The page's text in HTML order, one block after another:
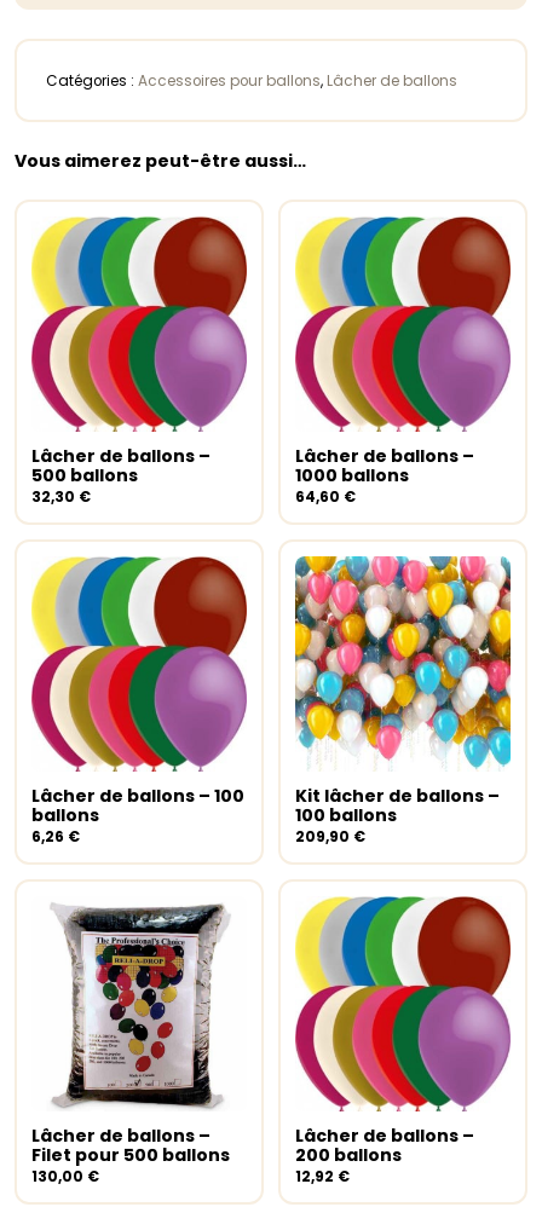
Catégories : Accessoires pour ballons, Lâcher de ballons
Vous aimerez peut-être aussi…
Ajouter au panier
Lâcher de ballons –
500 ballons
32,30 €
Ajouter au panier
Lâcher de ballons –
1000 ballons
64,60 €
Ajouter au panier
Lâcher de ballons – 100
ballons
6,26 €
Select options
Kit lâcher de ballons –
100 ballons
209,90 €
Ajouter au panier
Lâcher de ballons –
Filet pour 500 ballons
130,00 €
Ajouter au panier
Lâcher de ballons –
200 ballons
12,92 €